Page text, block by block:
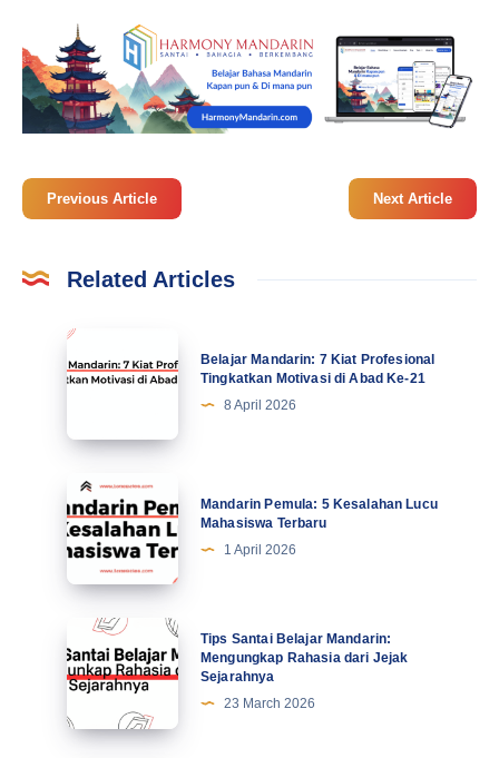
Previous Article Next Article
Related Articles
Belajar
Mandarin:
Profesional
Tingkatkan
Motivasi
di
Abad
Ke-
Belajar Mandarin: 7 Kiat Profesional
Tingkatkan Motivasi di Abad Ke-21
8 April 2026
Mandarin
Pemula:
5
Kesalahan
Lucu
Mahasiswa
Terbaru
Mandarin Pemula: 5 Kesalahan Lucu
Mahasiswa Terbaru
1 April 2026
Tips
Santai
Belajar
Mandarin:
Mengungkap
Tips Santai Belajar Mandarin:
Mengungkap Rahasia dari Jejak
Sejarahnya
23 March 2026